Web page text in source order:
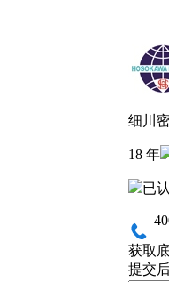
细川
18 年
已
获取
提交